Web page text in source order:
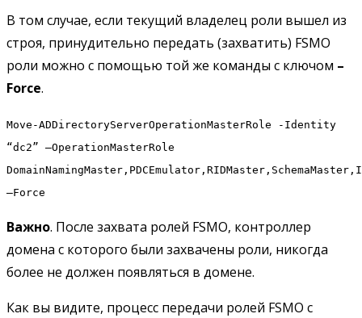
В том случае, если текущий владелец роли вышел из
строя, принудительно передать (захватить) FSMO
роли можно с помощью той же команды с ключом –
Force.
Move-ADDirectoryServerOperationMasterRole -Identity
“dc2” –OperationMasterRole
–Force
Важно. После захвата ролей FSMO, контроллер
домена с которого были захвачены роли, никогда
более не должен появляться в домене.
Как вы видите, процесс передачи ролей FSMO с